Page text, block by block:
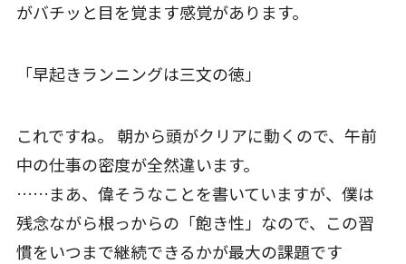
がバチッと目を覚ます感覚があります。
「早起きランニングは三文の徳」
これですね。 朝から頭がクリアに動くので、午前
中の仕事の密度が全然違います。
……まあ、偉そうなことを書いていますが、僕は
残念ながら根っからの「飽き性」なので、この習
慣をいつまで継続できるかが最大の課題です